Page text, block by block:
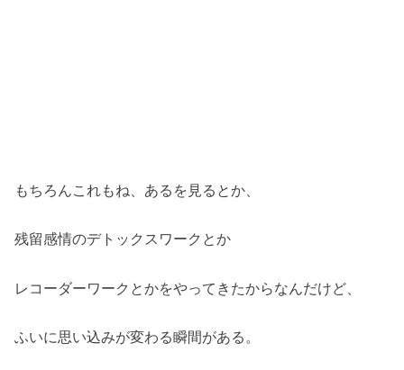
もちろんこれもね、あるを見るとか、
残留感情のデトックスワークとか
レコーダーワークとかをやってきたからなんだけど、
ふいに思い込みが変わる瞬間がある。